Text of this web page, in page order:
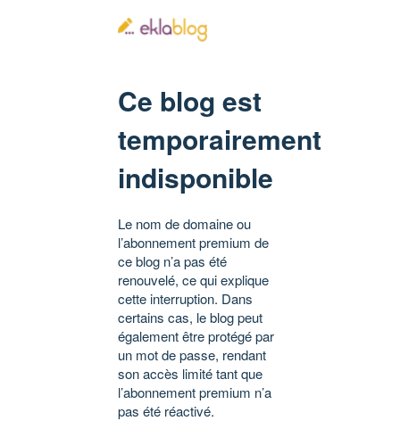
Ce blog est
temporairement
indisponible
Le nom de domaine ou
l’abonnement premium de
ce blog n’a pas été
renouvelé, ce qui explique
cette interruption. Dans
certains cas, le blog peut
également être protégé par
un mot de passe, rendant
son accès limité tant que
l’abonnement premium n’a
pas été réactivé.